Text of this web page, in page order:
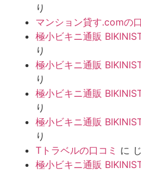
り
マンション貸す.comの
極小ビキニ通販
り
極小ビキニ通販
り
極小ビキニ通販
り
極小ビキニ通販
り
Tトラベルの口コミ に
極小ビキニ通販